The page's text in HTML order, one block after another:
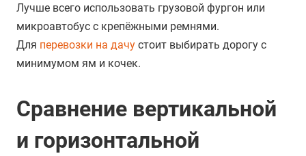
Лучше всего использовать грузовой фургон или
микроавтобус с крепёжными ремнями.
Для перевозки на дачу стоит выбирать дорогу с
минимумом ям и кочек.
Сравнение вертикальной
и горизонтальной